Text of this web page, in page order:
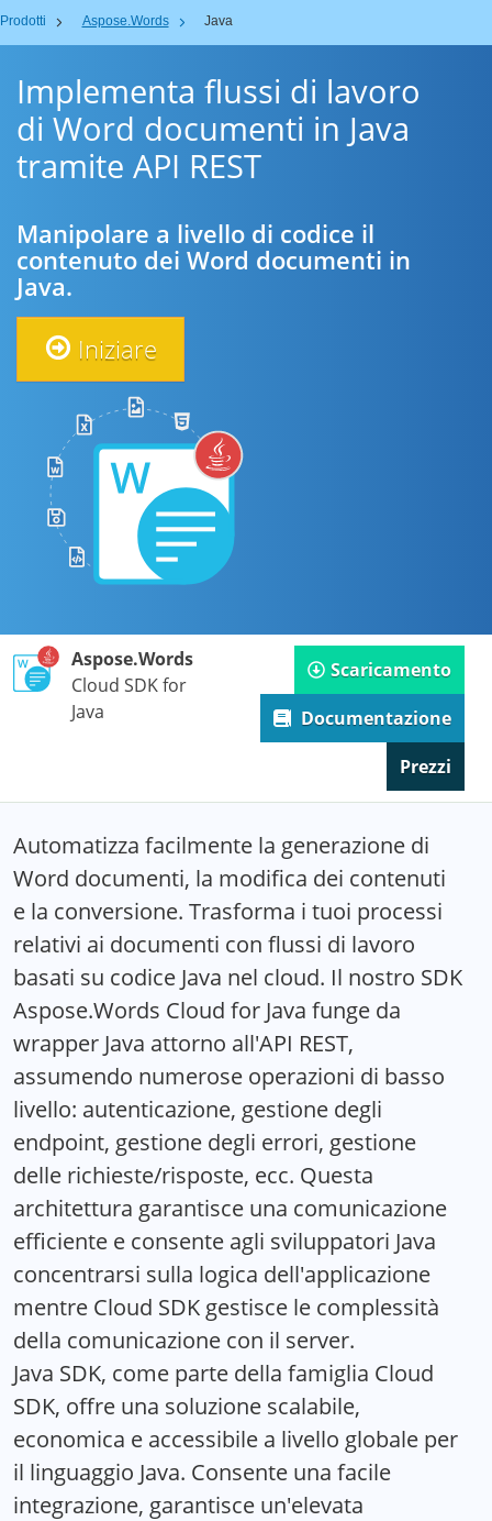
Prodotti Aspose.Words Java
Implementa flussi di lavoro
di Word documenti in Java
tramite API REST
Manipolare a livello di codice il
contenuto dei Word documenti in
Java.
Iniziare
Aspose.Words
Cloud SDK for
Java
Scaricamento
Documentazione
Prezzi
Automatizza facilmente la generazione di
Word documenti, la modifica dei contenuti
e la conversione. Trasforma i tuoi processi
relativi ai documenti con flussi di lavoro
basati su codice Java nel cloud. Il nostro SDK
Aspose.Words Cloud for Java funge da
wrapper Java attorno all'API REST,
assumendo numerose operazioni di basso
livello: autenticazione, gestione degli
endpoint, gestione degli errori, gestione
delle richieste/risposte, ecc. Questa
architettura garantisce una comunicazione
efficiente e consente agli sviluppatori Java
concentrarsi sulla logica dell'applicazione
mentre Cloud SDK gestisce le complessità
della comunicazione con il server.
Java SDK, come parte della famiglia Cloud
SDK, offre una soluzione scalabile,
economica e accessibile a livello globale per
il linguaggio Java. Consente una facile
integrazione, garantisce un'elevata